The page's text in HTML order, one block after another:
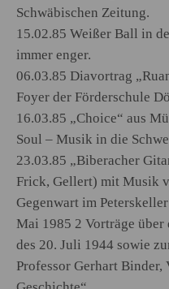
Schwäbischen Zeitung.
15.02.85 Weißer Ball in
immer enger.
06.03.85 Diavortrag
Foyer der Förderschule
16.03.85 „Choice“ aus
Soul – Musik in die
23.03.85 „Biberacher
Frick, Gellert) mit Musik
Gegenwart im Peterskeller
Mai 1985 2 Vorträge
des 20. Juli 1944 sowie
Professor Gerhart Binder,